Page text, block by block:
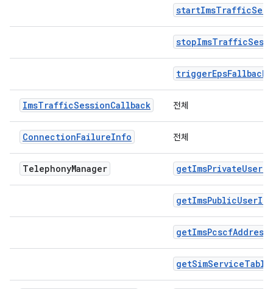
triggerEpsFallback
ImsTrafficSessionCallback 전체
ConnectionFailureInfo 전체
TelephonyManager
getSimServiceTable